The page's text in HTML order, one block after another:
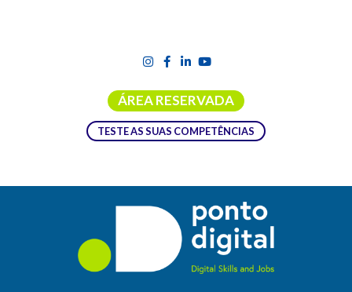
ÁREA RESERVADA
TESTE AS SUAS COMPETÊNCIAS
TRANSFORMAÇÃO DIGITAL NA SAÚDE